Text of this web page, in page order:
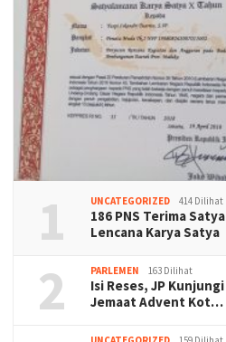
1 UNCATEGORIZED 414 Dilihat
186 PNS Terima Satya
Lencana Karya Satya
2 PARLEMEN 163 Dilihat
Isi Reses, JP Kunjungi
Jemaat Advent Kot…